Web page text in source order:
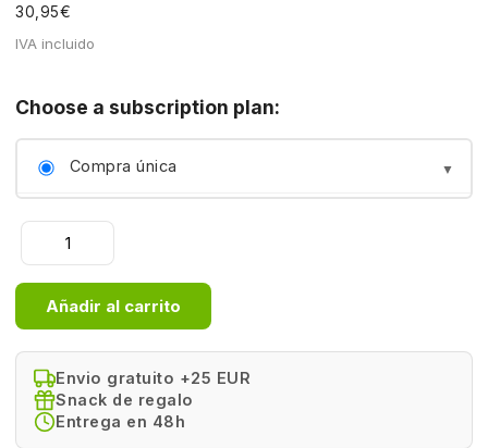
30,95€
IVA incluido
Choose a subscription plan:
Compra única
cada semana
cada 3 semanas
cada mes
cada 2 meses
Melena
de
Super
Snouts
cantidad
Añadir al carrito
Envio gratuito +25 EUR
Snack de regalo
Entrega en 48h